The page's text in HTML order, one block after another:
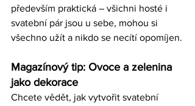
především praktická – všichni hosté i
svatební pár jsou u sebe, mohou si
všechno užít a nikdo se necítí opomíjen.
Magazínový tip: Ovoce a zelenina
jako dekorace
Chcete vědět, jak vytvořit svatební